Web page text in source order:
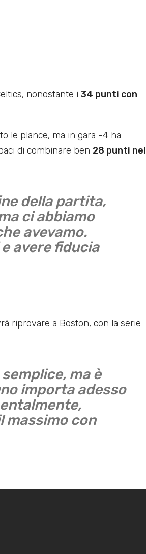
nonostante i 34 punti con
le plance, ma in gara -4 ha
di combinare ben 28 punti nel
della partita,
ci abbiamo
avevamo.
avere fiducia
riprovare a Boston, con la serie
ma è
importa adesso
massimo con